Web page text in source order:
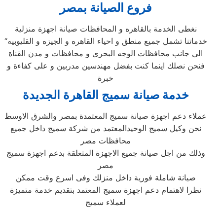
فروع الصيانة بمصر
نغطى الخدمة بالقاهره و المحافظات صيانة اجهزة منزلية
“خدماتنا تشمل جميع منطق و احياء القاهره و الجيزه و القليوبيه
الى جانب محافظات الوجه البحرى و محافظات و مدن القناة
فنحن نصلك اينما كنت بفضل مهندسين مدربين و على كفاءة و
خبرة
خدمة صيانة سميج القاهرة الجديدة
عملاء دعم اجهزة صيانة سميج المعتمدة بمصر والشرق الاوسط
نحن وكيل سميج الوحيدالمعتمد من شركة سميج داخل جميع
محافظات مصر
وذلك من اجل صيانة جميع الاجهزة المتعلقة بدعم اجهزة سميج
مصر
صيانة شاملة فورية داخل منزلك وفى اسرع وقت ممكن
نظرا لاهتمام دعم اجهزة سميج المعتمد بتقديم خدمة متميزة
لعملاء سميج